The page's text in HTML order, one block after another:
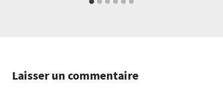
Laisser un commentaire